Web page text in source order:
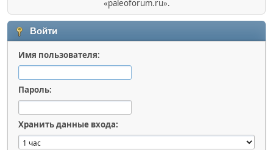
«paleoforum.ru».
Войти
Имя пользователя:
Пароль:
Хранить данные входа: